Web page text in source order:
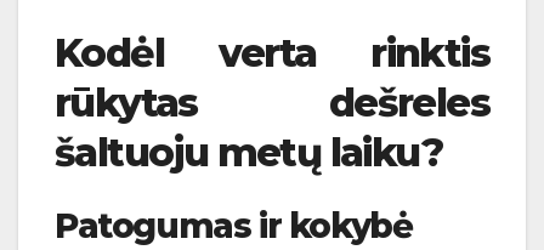
Kodėl verta rinktis
rūkytas dešreles
šaltuoju metų laiku?
Patogumas ir kokybė